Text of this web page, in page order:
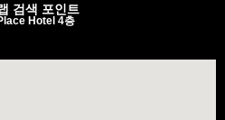
검색 포인트
Hotel 4층